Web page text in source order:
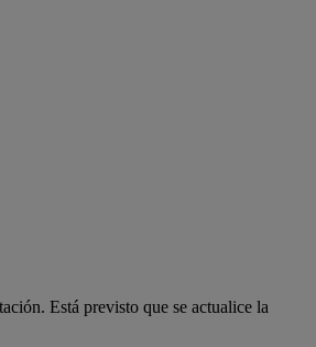
Está previsto que se actualice la